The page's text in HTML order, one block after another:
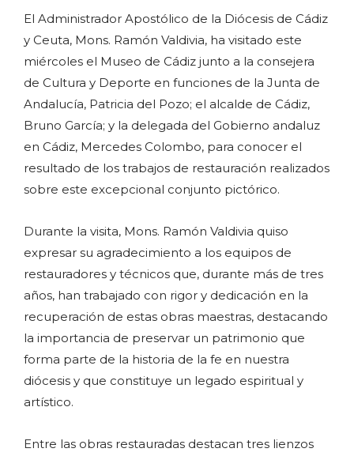
El Administrador Apostólico de la Diócesis de Cádiz
y Ceuta, Mons. Ramón Valdivia, ha visitado este
miércoles el Museo de Cádiz junto a la consejera
de Cultura y Deporte en funciones de la Junta de
Andalucía, Patricia del Pozo; el alcalde de Cádiz,
Bruno García; y la delegada del Gobierno andaluz
en Cádiz, Mercedes Colombo, para conocer el
resultado de los trabajos de restauración realizados
sobre este excepcional conjunto pictórico.
Durante la visita, Mons. Ramón Valdivia quiso
expresar su agradecimiento a los equipos de
restauradores y técnicos que, durante más de tres
años, han trabajado con rigor y dedicación en la
recuperación de estas obras maestras, destacando
la importancia de preservar un patrimonio que
forma parte de la historia de la fe en nuestra
diócesis y que constituye un legado espiritual y
artístico.
Entre las obras restauradas destacan tres lienzos